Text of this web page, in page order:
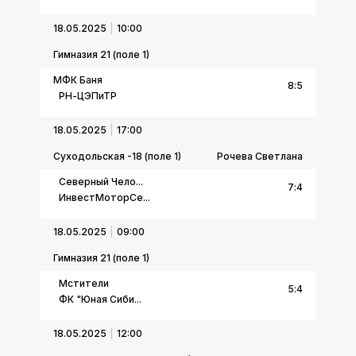
18.05.2025 10:00
Гимназия 21 (поле 1)
МФК Баня
РН-ЦЭПиТР
8:5
18.05.2025 17:00
Суходольская -18 (поле 1) Рочева Светлана
Северный Чело...
ИнвестМоторСе...
7:4
18.05.2025 09:00
Гимназия 21 (поле 1)
Мстители
ФК "Юная Сиби...
5:4
18.05.2025 12:00